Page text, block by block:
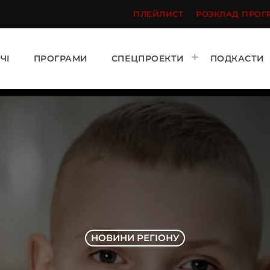
ПЛЕЙЛИСТ РОЗКЛАД
ПРОГРАМИ СПЕЦПРОЕКТИ ПОДКАСТИ
НОВИНИ РЕГІОНУ